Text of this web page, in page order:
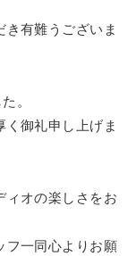
有難うございま
た。
御礼申し上げま
ィオの楽しさをお
フ一同心よりお願